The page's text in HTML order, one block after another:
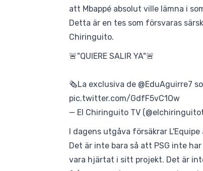
att Mbappé absolut ville lämna i
Detta är en tes som försvaras
Chiringuito.
🚨"QUIERE SALIR YA"🚨
🗞️La exclusiva de @EduAguirre7
pic.twitter.com/GdfF5vC1Ow
— El Chiringuito TV
I dagens utgåva försäkrar L'Equipe
Det är inte bara så att PSG inte
vara hjärtat i sitt projekt. Det är